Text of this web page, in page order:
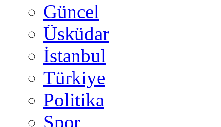
Güncel
Üsküdar
İstanbul
Türkiye
Politika
Spor